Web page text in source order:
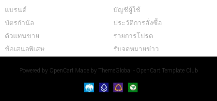
แบรนด์
บัตรกำนัล
ตัวแทนขาย
ข้อเสนอพิเสษ
บัญชีผู้ใช้
ประวัติการสั่งซื้อ
รายการโปรด
รับจดหมายข่าว
Powered by OpenCart Made by ThemeGlobal - OpenCart Template Club